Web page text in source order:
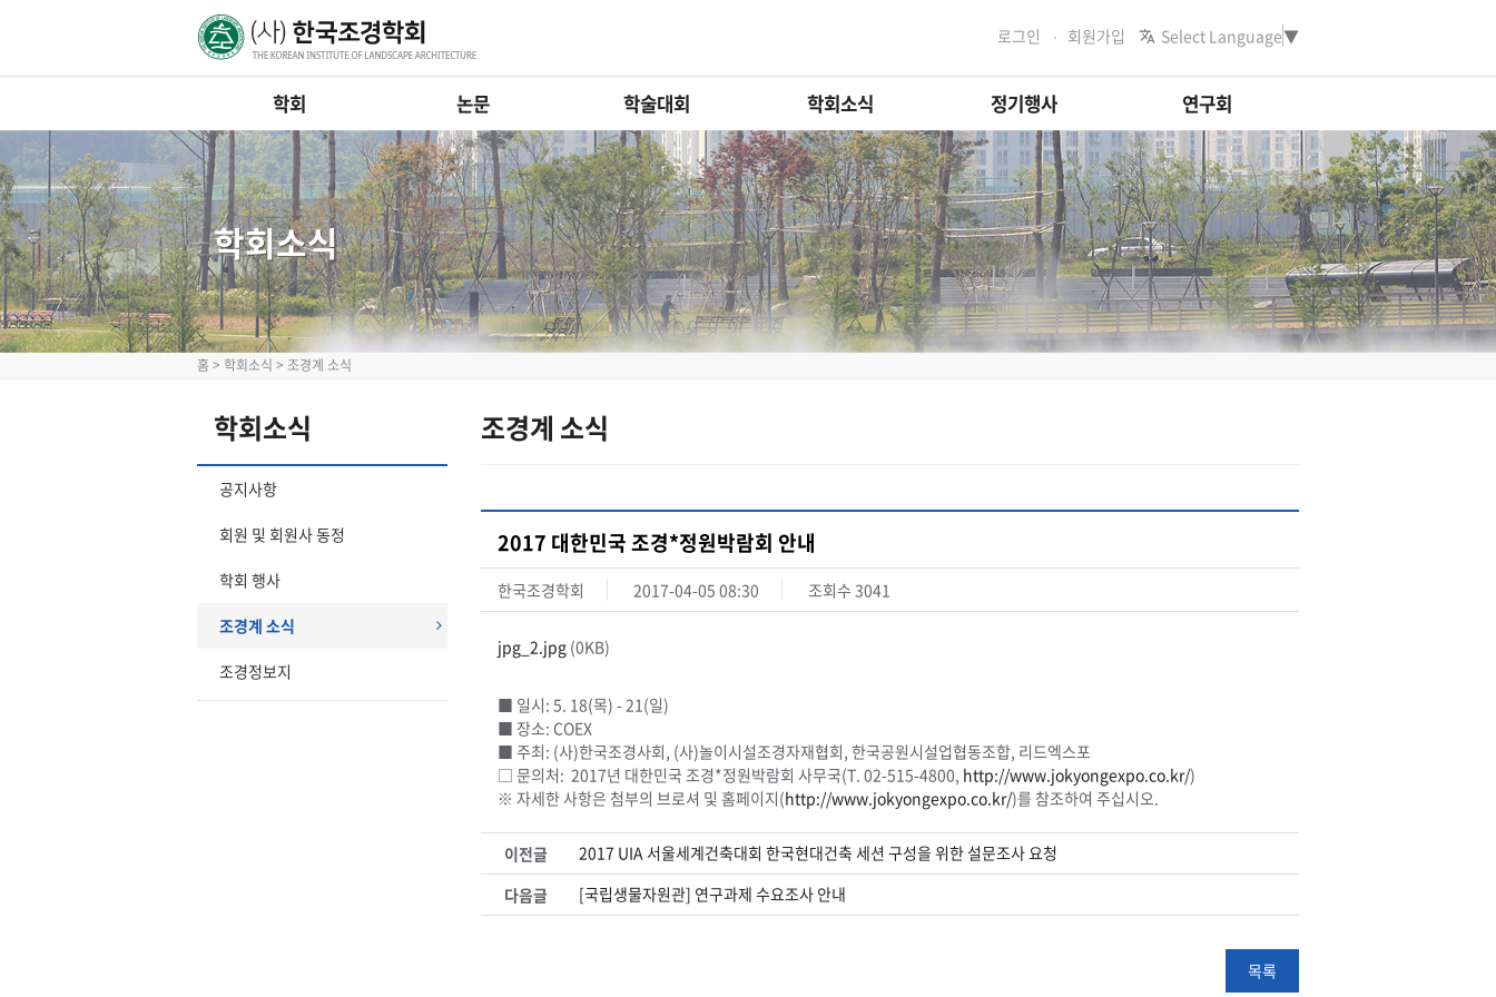
로그인 회원가입 Select Language▼
학회 논문 학술대회 학회소식 정기행사 연구회
학회소식
홈 > 학회소식 > 조경계 소식
학회소식
공지사항
회원 및 회원사 동정
학회 행사
조경계 소식
조경정보지
조경계 소식
2017 대한민국 조경*정원박람회 안내
한국조경학회 2017-04-05 08:30 조회수 3041
jpg_2.jpg (0KB)
■ 일시: 5. 18(목) - 21(일)
■ 장소: COEX
■ 주최: (사)한국조경사회, (사)놀이시설조경자재협회, 한국공원시설업협동조합, 리드엑스포
□ 문의처: 2017년 대한민국 조경*정원박람회 사무국(T. 02-515-4800, http://www.jokyongexpo.co.kr/)
※ 자세한 사항은 첨부의 브로셔 및 홈페이지(http://www.jokyongexpo.co.kr/)를 참조하여 주십시오.
이전글
2017 UIA 서울세계건축대회 한국현대건축 세션 구성을 위한 설문조사 요청
다음글
[국립생물자원관] 연구과제 수요조사 안내
목록